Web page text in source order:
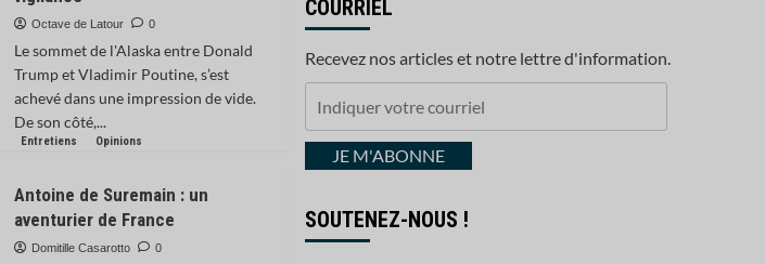
Octave de Latour 0
Le sommet de l'Alaska entre Donald
Trump et Vladimir Poutine, s’est
achevé dans une impression de vide.
De son côté,...
Entretiens Opinions
Antoine de Suremain : un
aventurier de France
Domitille Casarotto 0
COURRIEL
Recevez nos articles et notre lettre d'information.
courrielJE M'ABONNE
SOUTENEZ-NOUS !